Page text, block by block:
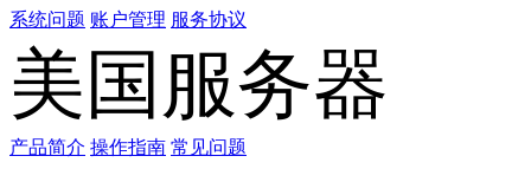
系统问题 账户管理 服务协议
美国服务器
产品简介 操作指南 常见问题